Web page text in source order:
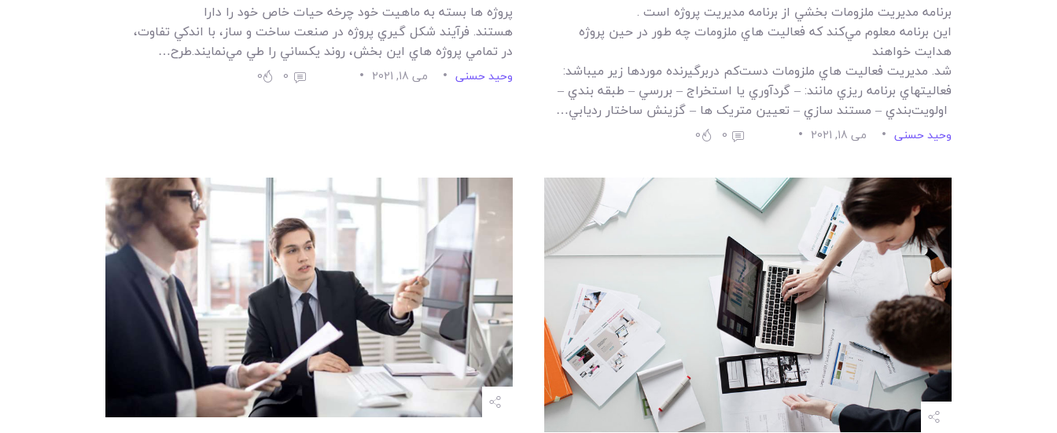
برنامه مديريت ملزومات بخشي از برنامه مديريت پروژه است .
اين برنامه معلوم مي‌کند که فعاليت هاي ملزومات چه طور در حين پروژه
هدايت خواهند
شد. مديريت فعاليت هاي ملزومات دست‌کم دربرگيرنده موردها زير ميباشد:
فعاليتهاي برنامه ريزي مانند: – گردآوري يا استخراج – بررسي – طبقه بندي –
اولويت‌بندي – مستند سازي – تعيين متريک ها – گزينش ساختار رديابي…
وحید حسنی می 18, 2021 0
0
پروژه ها بسته به ماهيت خود چرخه حيات خاص خود را دارا
هستند. فرآيند شکل گيري پروژه در صنعت ساخت و ساز، با اندکي تفاوت،
در تمامي پروژه هاي اين بخش، روند يکساني را طي مي‌نمايند.طرح…
وحید حسنی می 18, 2021 0
0